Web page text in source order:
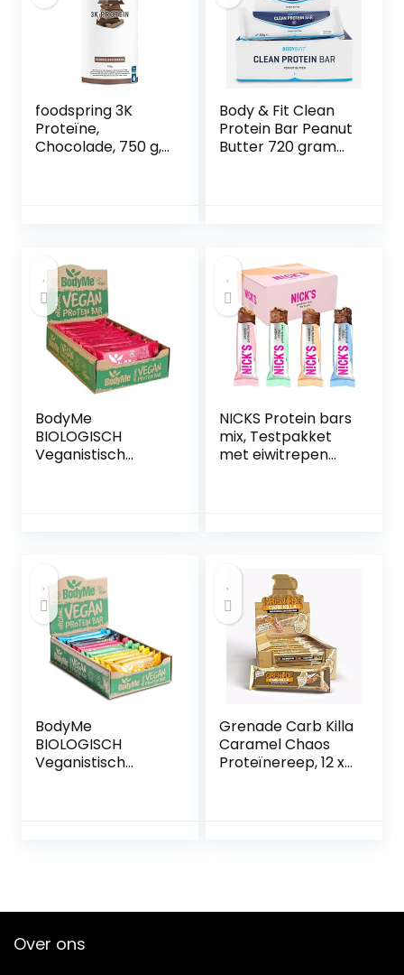
foodspring 3K
Proteïne,
Chocolade, 750 g,
Body & Fit Clean
Protein Bar Peanut
Butter 720 gram
BodyMe
BIOLOGISCH
Veganistisch
Glutenvrije | 3
Veganistische
Proteïne | Alle
Assentiële
Aminozuren |
Eiwitrepen
NICKS Protein bars
mix, Testpakket
met eiwitrepen
BodyMe
BIOLOGISCH
Veganistisch
Proteïne | Alle
Aminozuren |
Grenade Carb Killa
Caramel Chaos
Proteïnereep, 12 x
Over ons